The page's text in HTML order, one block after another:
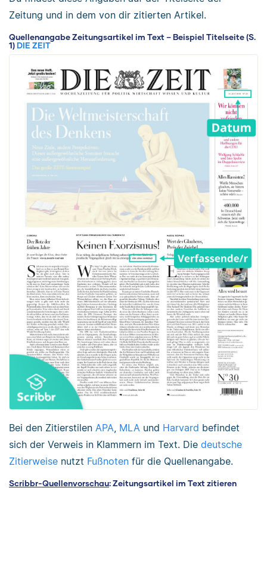
Zeitung und in dem von dir zitierten Artikel.
Quellenangabe Zeitungsartikel im Text – Beispiel Titelseite (S.
1)DIE ZEIT
Bei den Zitierstilen APA MLA und Harvard befindet
sich der Verweis in Klammern im Text. Die deutsche
Zitierweise nutzt Fußnoten für die Quellenangabe.
Scribbr-Quellenvorschau: Zeitungsartikel im Text zitieren